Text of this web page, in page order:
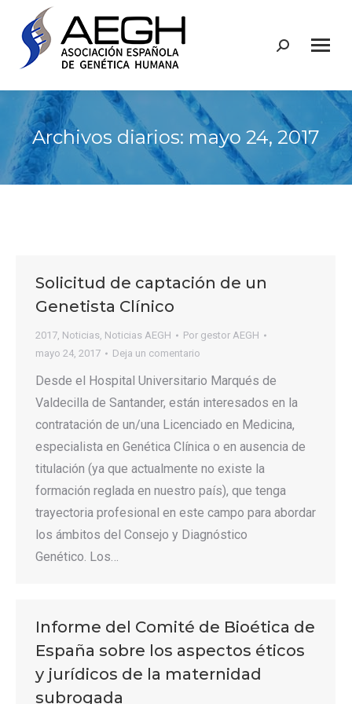
Buscar:
Archivos diarios: mayo 24, 2017
Solicitud de captación de un
Genetista Clínico
2017, Noticias, Noticias AEGH Por gestor AEGH
mayo 24, 2017
Deja un comentario
Desde el Hospital Universitario Marqués de
Valdecilla de Santander, están interesados en la
contratación de un/una Licenciado en Medicina,
especialista en Genética Clínica o en ausencia de
titulación (ya que actualmente no existe la
formación reglada en nuestro país), que tenga
trayectoria profesional en este campo para abordar
los ámbitos del Consejo y Diagnóstico
Genético. Los…
Informe del Comité de Bioética de
España sobre los aspectos éticos
y jurídicos de la maternidad
subrogada